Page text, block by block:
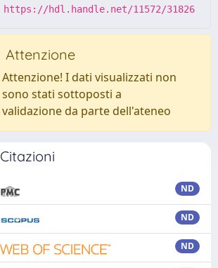
https://hdl.handle.net/11572/31826
Attenzione
Attenzione! I dati visualizzati non
sono stati sottoposti a
validazione da parte dell'ateneo
Citazioni
ND
ND
ND